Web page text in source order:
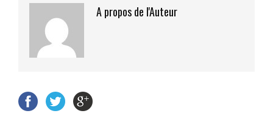
A propos de l'Auteur